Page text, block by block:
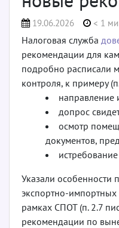
19.06.2026 < 1
Налоговая служба
рекомендации для
подробно расписали
контроля, к примеру
направление
допрос
осмотр
документов,
Указали особенности
экспортно-импортных
рамках СПОТ (п. 2.7
рекомендации по